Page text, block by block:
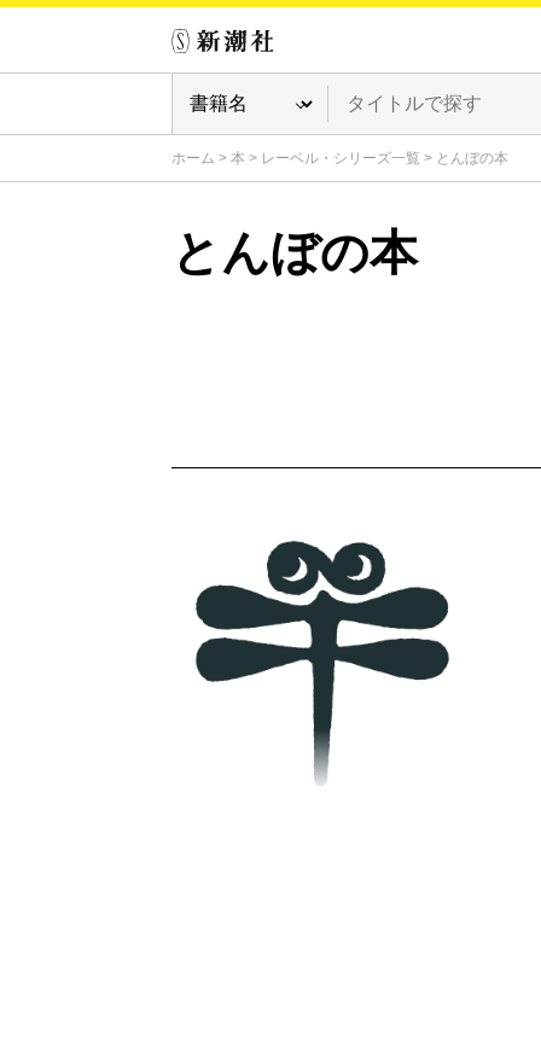
ホーム > 本 > レーベル・シリーズ一覧 > とんぼの本
とんぼの本